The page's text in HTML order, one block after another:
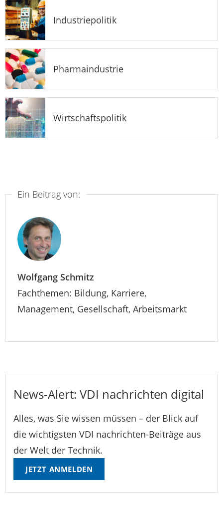
Industriepolitik
Pharmaindustrie
Wirtschaftspolitik
Ein Beitrag von:
Wolfgang Schmitz
Fachthemen: Bildung, Karriere,
Management, Gesellschaft, Arbeitsmarkt
News-Alert: VDI nachrichten digital
Alles, was Sie wissen müssen – der Blick auf
die wichtigsten VDI nachrichten-Beiträge aus
der Welt der Technik.
JETZT ANMELDEN